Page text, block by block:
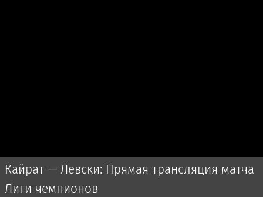
Кайрат — Левски: Прямая трансляция матча
Лиги чемпионов